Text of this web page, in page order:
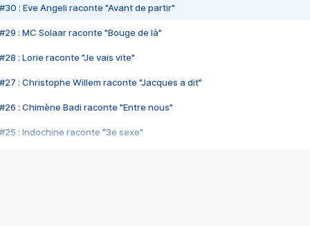
#30 : Eve Angeli raconte "Avant de partir"
#29 : MC Solaar raconte "Bouge de là"
#28 : Lorie raconte "Je vais vite"
#27 : Christophe Willem raconte "Jacques a dit"
#26 : Chimène Badi raconte "Entre nous"
#25 : Indochine raconte "3e sexe"